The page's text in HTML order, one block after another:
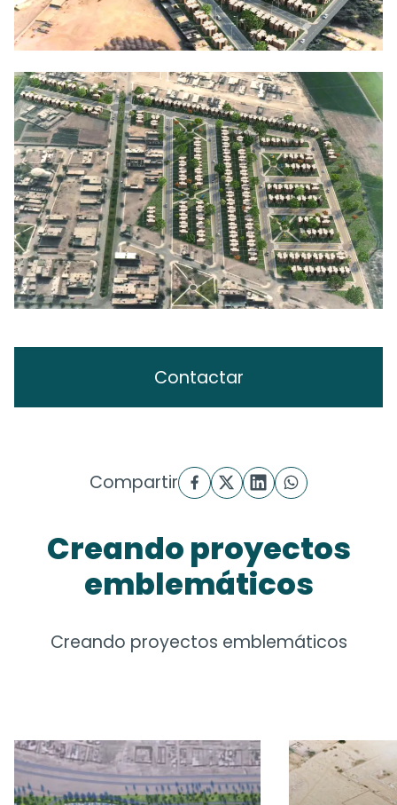
Contactar
Compartir
Creando proyectos
emblemáticos
Creando proyectos emblemáticos